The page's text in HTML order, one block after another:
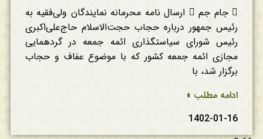
 جام جم  ارسال نامه محرمانه نمایندگان ولی‌فقیه به
رئیس جمهور درباره حجاب حجت‌الاسلام حاج‌علی‌اکبری
رئیس شورای سیاستگذاری ائمه جمعه در گردهمایی
مجازی ائمه جمعه کشور که با موضوع عفاف و حجاب
برگزار شد، با
ادامه مطلب »
1402-01-16